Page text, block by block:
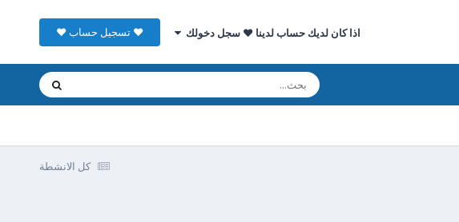
اذا كان لديك حساب لدينا ♥ سجل دخولك ♥ تسجيل حساب ♥
كل الانشطة